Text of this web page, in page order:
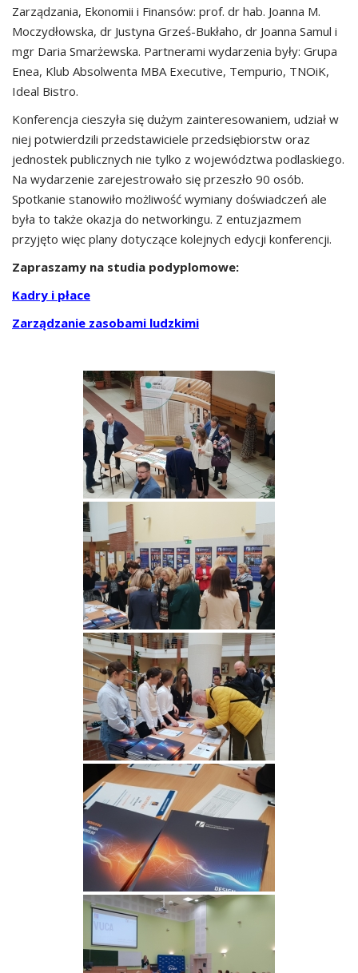
Zarządzania, Ekonomii i Finansów: prof. dr hab. Joanna M.
Moczydłowska, dr Justyna Grześ-Bukłaho, dr Joanna Samul i
mgr Daria Smarżewska. Partnerami wydarzenia były: Grupa
Enea, Klub Absolwenta MBA Executive, Tempurio, TNOiK,
Ideal Bistro.
Konferencja cieszyła się dużym zainteresowaniem, udział w
niej potwierdzili przedstawiciele przedsiębiorstw oraz
jednostek publicznych nie tylko z województwa podlaskiego.
Na wydarzenie zarejestrowało się przeszło 90 osób.
Spotkanie stanowiło możliwość wymiany doświadczeń ale
była to także okazja do networkingu. Z entuzjazmem
przyjęto więc plany dotyczące kolejnych edycji konferencji.
Zapraszamy na studia podyplomowe:
Kadry i płace
Zarządzanie zasobami ludzkimi